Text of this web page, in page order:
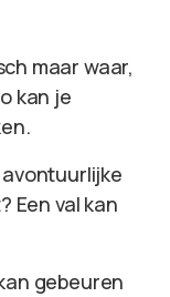
maar waar,
kan je
Een val kan
gebeuren